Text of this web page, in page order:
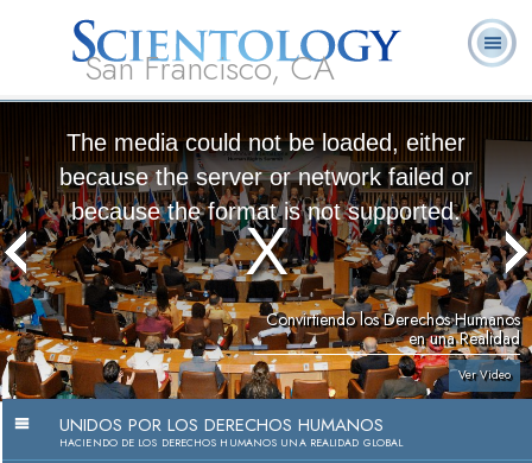
San Francisco, CA
The media could not be loaded, either
because the server or network failed or
because the format is not supported.
Convirtiendo los Derechos Humanos
en una Realidad
Ver Video
UNIDOS POR LOS DERECHOS HUMANOS
HACIENDO DE LOS DERECHOS HUMANOS UNA REALIDAD GLOBAL